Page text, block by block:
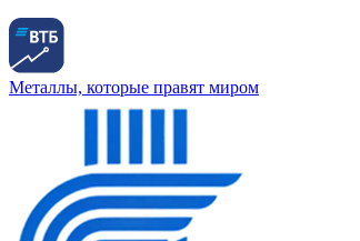
Металлы, которые правят миром